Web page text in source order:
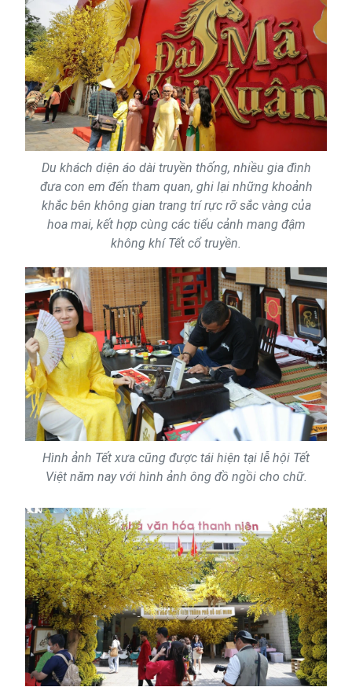
Du khách diện áo dài truyền thống, nhiều gia đình
đưa con em đến tham quan, ghi lại những khoảnh
khắc bên không gian trang trí rực rỡ sắc vàng của
hoa mai, kết hợp cùng các tiểu cảnh mang đậm
không khí Tết cổ truyền.
Hình ảnh Tết xưa cũng được tái hiện tại lễ hội Tết
Việt năm nay với hình ảnh ông đồ ngồi cho chữ.